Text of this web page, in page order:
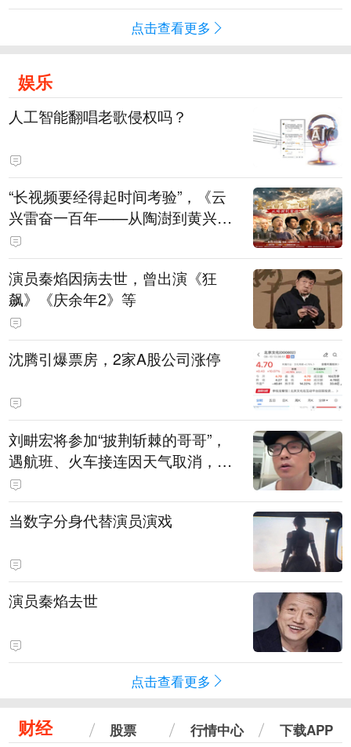
点击查看更多
娱乐
人工智能翻唱老歌侵权吗？
“长视频要经得起时间考验”，《云
兴雷奋一百年——从陶澍到黄兴》
主创揭秘幕后
演员秦焰因病去世，曾出演《狂
飙》《庆余年2》等
沈腾引爆票房，2家A股公司涨停
刘畊宏将参加“披荆斩棘的哥哥”，
遇航班、火车接连因天气取消，本
人回应：录节目太披荆斩棘了，还
得先乘风破浪
当数字分身代替演员演戏
演员秦焰去世
点击查看更多
财经 股票 行情中心 下载APP